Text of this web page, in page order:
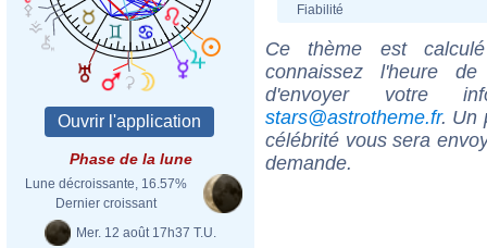
Phase de la lune
Lune décroissante, 16.57%
Dernier croissant
Mer. 12 août 17h37 T.U.
Fiabilité
Ce thème est
connaissez l'heure
d'envoyer votre
stars@astrotheme.fr. Un
célébrité vous sera
demande.